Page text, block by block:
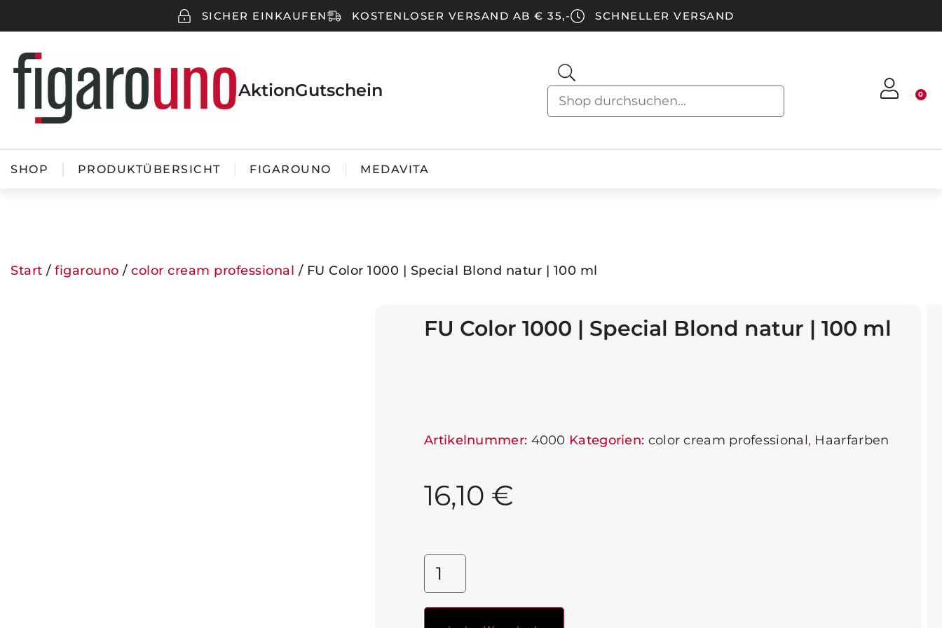
SICHER EINKAUFEN KOSTENLOSER VERSAND AB € 35,- SCHNELLER VERSAND
AktionGutschein 0
SHOP PRODUKTÜBERSICHT FIGAROUNO MEDAVITA
Start / figarouno / color cream professional / FU Color 1000 | Special Blond natur | 100 ml
FU Color 1000 | Special Blond natur | 100 ml
Artikelnummer: 4000 Kategorien: color cream professional, Haarfarben
16,10 €